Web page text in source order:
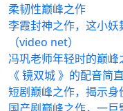
柔韧性巅峰之作
李霞封神之作，这小妖
（video net）
冯巩老师年轻时的巅峰
《 镜双城 》的配音简
短剧巅峰之作，揭示